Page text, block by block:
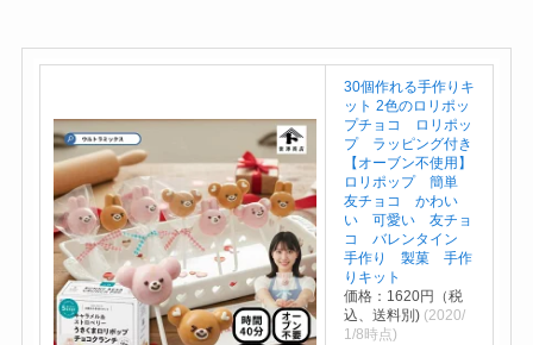
30個作れる手作りキ
ット 2色のロリポッ
プチョコ ロリポッ
プ ラッピング付き
【オーブン不使用】
ロリポップ 簡単
友チョコ かわい
い 可愛い 友チョ
コ バレンタイン
手作り 製菓 手作
りキット
価格：1620円（税
込、送料別) (2020/
1/8時点)